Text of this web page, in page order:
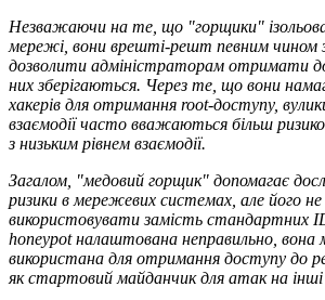
Незважаючи на те, що "горщики"
мережі, вони врешті-решт певним чином
дозволити адміністраторам отримати
них зберігаються. Через те, що вони
хакерів для отримання root-доступу,
взаємодії часто вважаються більш
з низьким рівнем взаємодії.
Загалом, "медовий горщик" допомагає
ризики в мережевих системах, але його не
використовувати замість стандартних
honeypot налаштована неправильно,
використана для отримання доступу до
як стартовий майданчик для атак на